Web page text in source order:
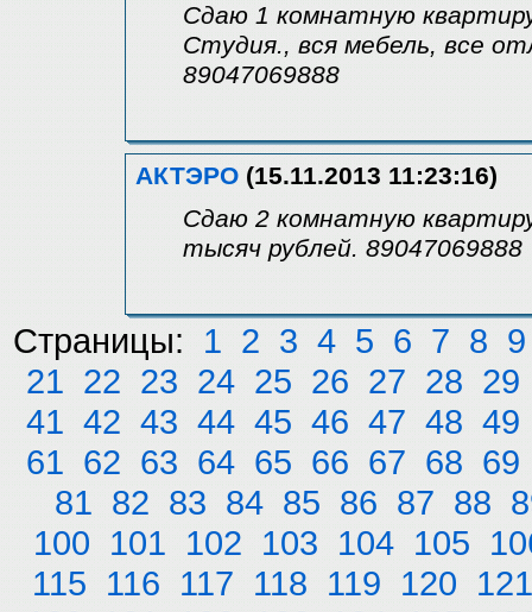
Сдаю 1 комнатную
Студия., вся мебель, все
89047069888
АКТЭРО (15.11.2013 11:23:16)
Сдаю 2 комнатную
тысяч рублей. 89047069888
Страницы: 1 2 3 4 5 6 7 8 9
21 22 23 24 25 26 27 28 29
41 42 43 44 45 46 47 48 49
61 62 63 64 65 66 67 68 69
81 82 83 84 85 86 87 88
100 101 102 103 104 105
115 116 117 118 119 120 121